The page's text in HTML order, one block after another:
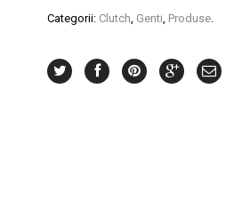
Categorii: Clutch, Genti, Produse.